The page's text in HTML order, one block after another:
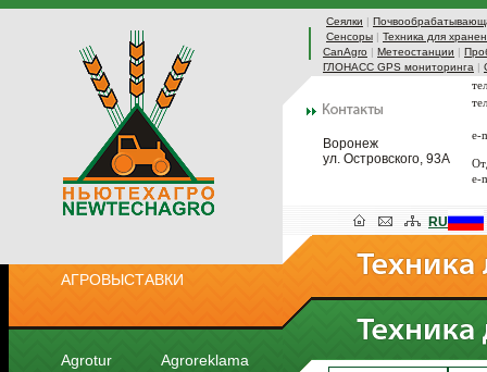
Сеялки |
Сенсоры | Техника для
CanAgro | Метеостанции |
ГЛОНАСС GPS мониторинга |
Воронеж
ул. Островского, 93А
e-
e-
АГРОВЫСТАВКИ
Agrotur Agroreklama
RU